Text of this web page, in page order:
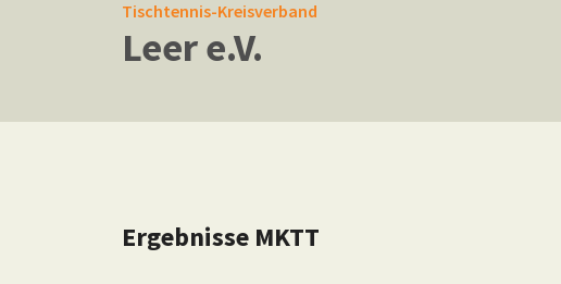
Tischtennis-Kreisverband
Leer e.V.
Ergebnisse MKTT